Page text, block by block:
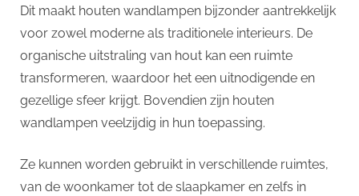
Dit maakt houten wandlampen bijzonder aantrekkelijk
voor zowel moderne als traditionele interieurs. De
organische uitstraling van hout kan een ruimte
transformeren, waardoor het een uitnodigende en
gezellige sfeer krijgt. Bovendien zijn houten
wandlampen veelzijdig in hun toepassing.
Ze kunnen worden gebruikt in verschillende ruimtes,
van de woonkamer tot de slaapkamer en zelfs in